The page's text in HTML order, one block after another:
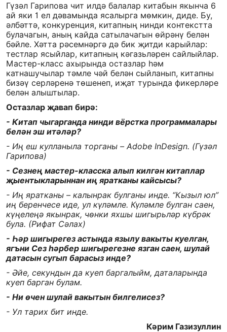
Гүзәл Гарипова чит илдә балалар китабын якынча 6
ай яки 1 ел дәвамында ясалырга мөмкин, диде. Бу,
әлбәттә, конкуренция, китапның нинди контекстта
булачагын, аның кайда сатылачагын өйрәнү белән
бәйле. Хәтта рәсемнәргә дә бик җитди карыйлар:
тестлар ясыйлар, китапның кәгазьләрен сайлыйлар.
Мастер-класс ахырында остазлар һәм
катнашучылар тәмле чәй белән сыйланып, китапны
бизәү серләренә төшенеп, иҗат турында фикерләре
белән алыштылар.
Остазлар җавап бирә:
- Китап чыгарганда нинди вёрстка программалары
белән эш итәләр?
- Иң еш кулланыла торганы – Adobe InDesign. (Гүзәл
Гарипова)
- Сезнең мастер-класска алып килгән китаплар
җыентыкларыннан иң яратканы кайсысы?
- Иң яратканы – калынрак булганы инде. “Кызыл юл”
иң беренчесе иде, ул күләмле. Күләмле булган саен,
күңелеңә якынрак, чөнки яхшы шигырьләр күбрәк
була. (Рифат Сәлах)
- Һәр шигырегез астында язылу вакыты куелган,
ягъни Сез һәрбер шигырегезне язган саен, шулай
датасын сугып барасыз инде?
- Әйе, секундын да куеп баргалыйм, даталарында
куеп барган булам.
- Ни өчен шулай вакытын билгелисез?
- Ул тарих бит инде.
Кәрим Газизуллин